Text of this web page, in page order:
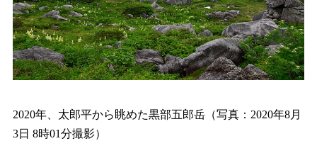
2020年、太郎平から眺めた黒部五郎岳（写真：2020年8月
3日 8時01分撮影）